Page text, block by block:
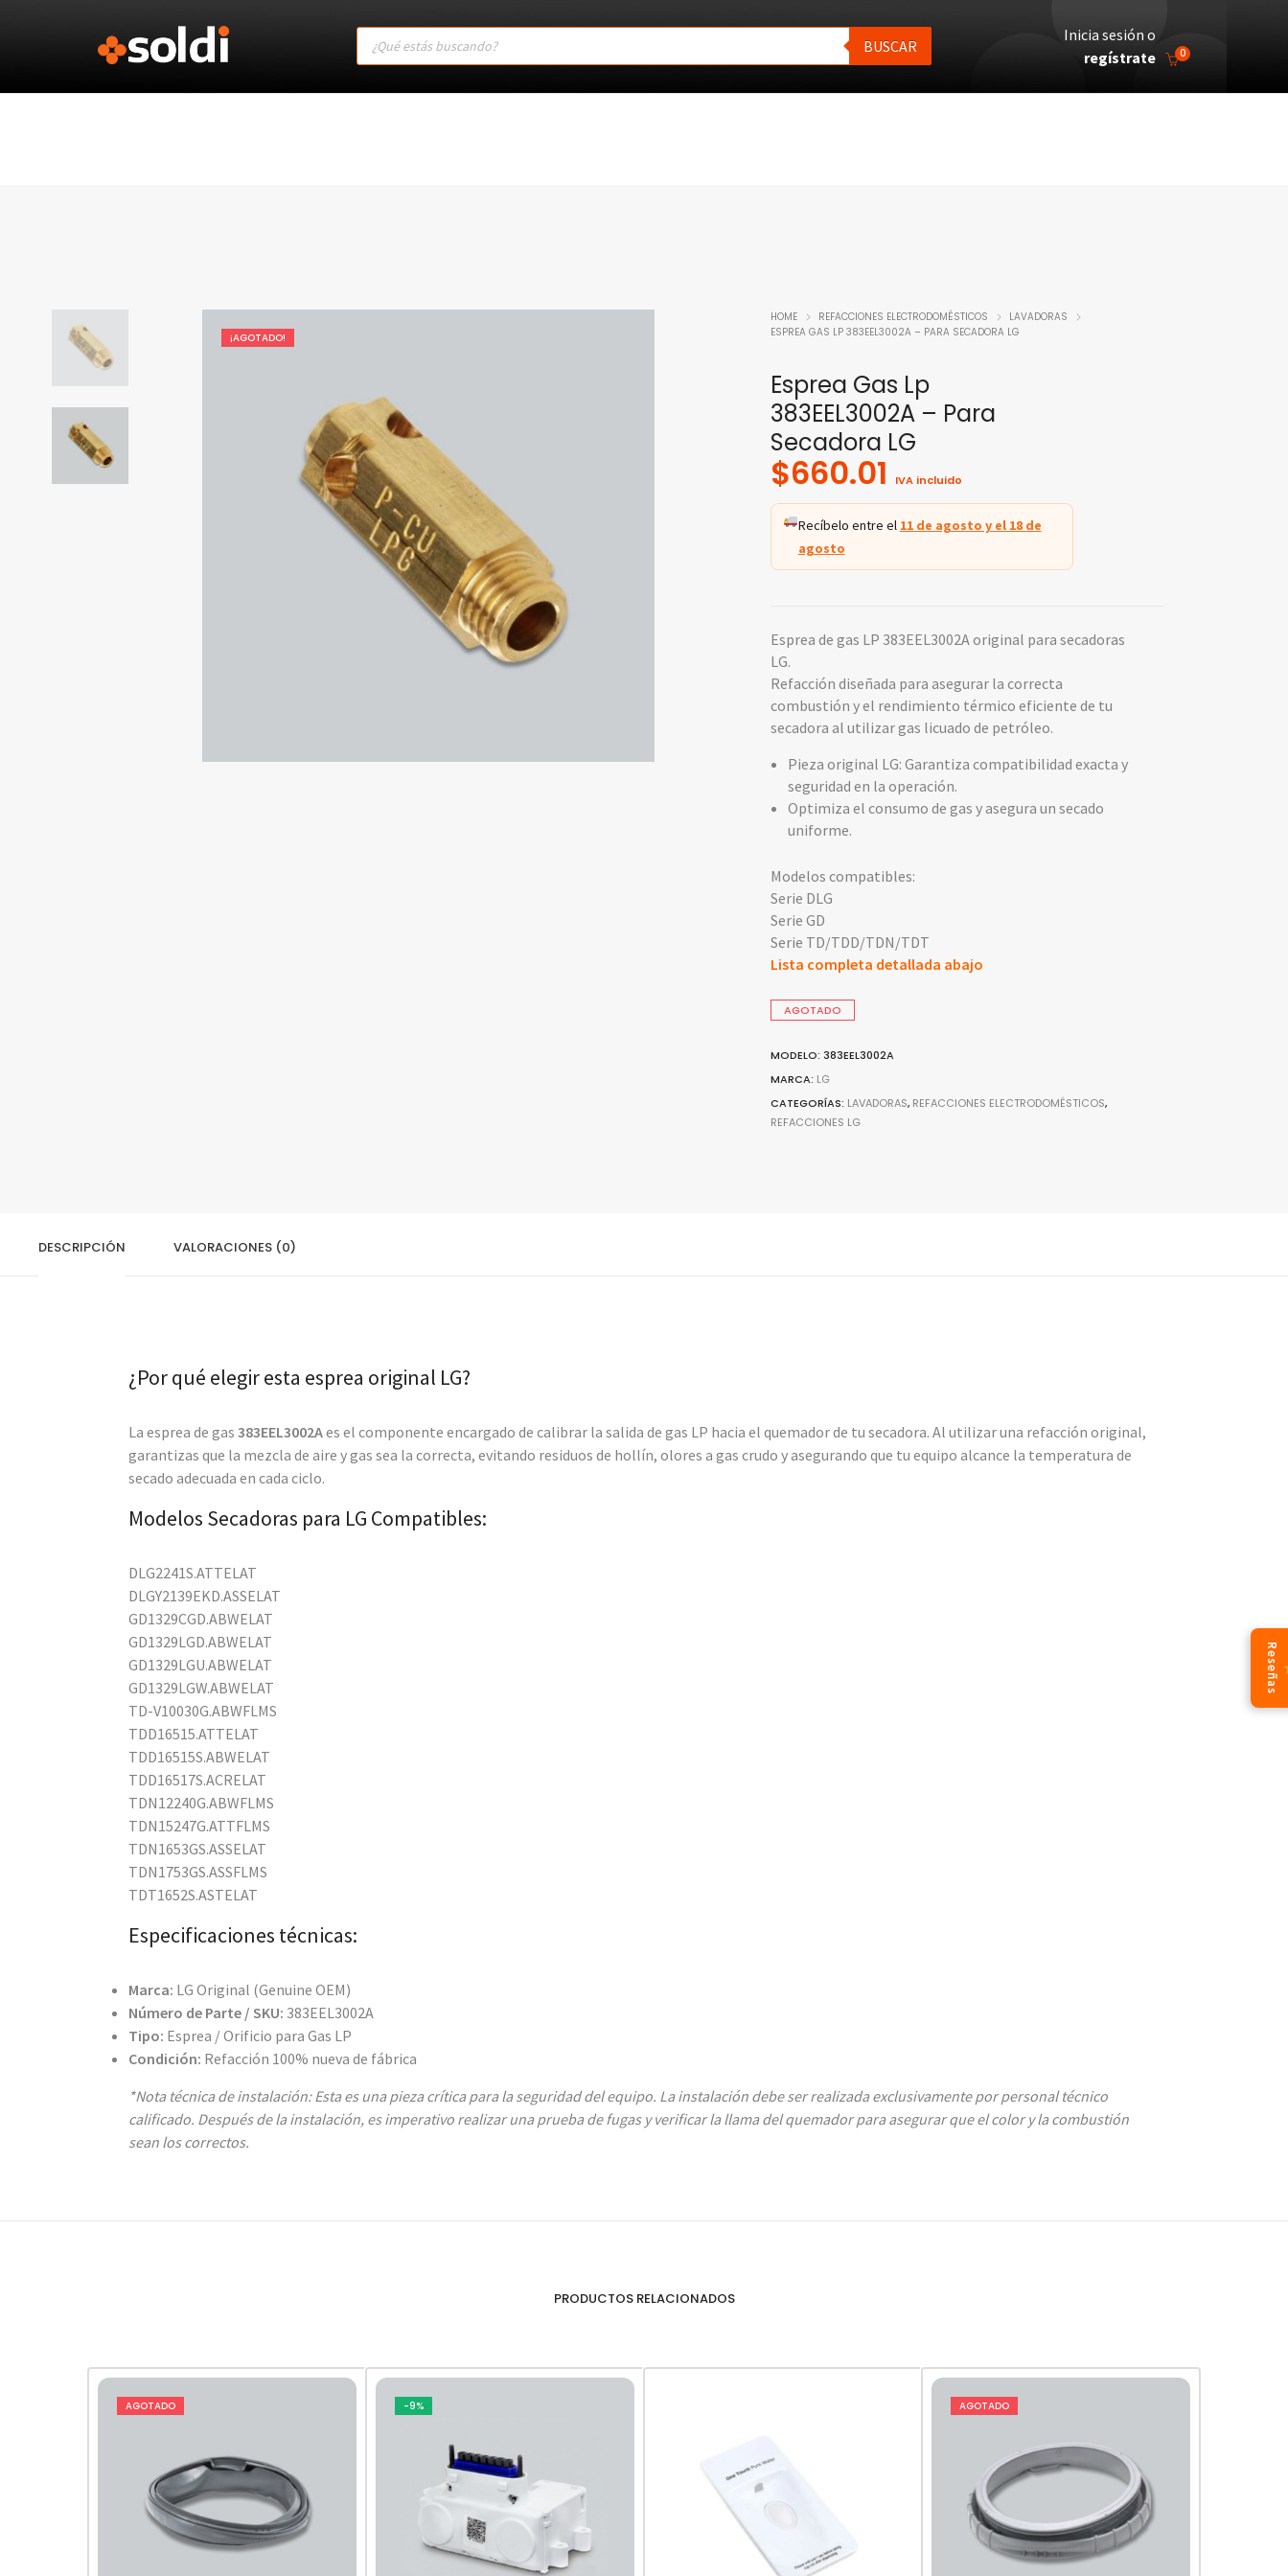
Products
search
BUSCAR
Inicia sesión o
regístrate
0
¡AGOTADO!
HOME REFACCIONES ELECTRODOMÉSTICOS
LAVADORAS
ESPREA GAS LP 383EEL3002A – PARA SECADORA LG
Esprea Gas Lp
383EEL3002A – Para
Secadora LG
$660.01 IVA incluido
Recíbelo entre el 11 de agosto y el 18 de
agosto
Esprea de gas LP 383EEL3002A original para secadoras
LG.
Refacción diseñada para asegurar la correcta
combustión y el rendimiento térmico eficiente de tu
secadora al utilizar gas licuado de petróleo.
Pieza original LG: Garantiza compatibilidad exacta y
seguridad en la operación.
Optimiza el consumo de gas y asegura un secado
uniforme.
Modelos compatibles:
Serie DLG
Serie GD
Serie TD/TDD/TDN/TDT
Lista completa detallada abajo
AGOTADO
MODELO: 383EEL3002A
MARCA: LG
CATEGORÍAS: LAVADORAS, REFACCIONES ELECTRODOMÉSTICOS,
REFACCIONES LG
DESCRIPCIÓN VALORACIONES (0)
¿Por qué elegir esta esprea original LG?
La esprea de gas383EEL3002Aes el componente encargado de calibrar la salida de gas LP hacia el quemador de tu secadora. Al utilizar una refacción original,
garantizas que la mezcla de aire y gas sea la correcta, evitando residuos de hollín, olores a gas crudo y asegurando que tu equipo alcance la temperatura de
secado adecuada en cada ciclo.
Modelos Secadoras para LG Compatibles:
DLG2241S.ATTELAT
DLGY2139EKD.ASSELAT
GD1329CGD.ABWELAT
GD1329LGD.ABWELAT
GD1329LGU.ABWELAT
GD1329LGW.ABWELAT
TD-V10030G.ABWFLMS
TDD16515.ATTELAT
TDD16515S.ABWELAT
TDD16517S.ACRELAT
TDN12240G.ABWFLMS
TDN15247G.ATTFLMS
TDN1653GS.ASSELAT
TDN1753GS.ASSFLMS
TDT1652S.ASTELAT
Especificaciones técnicas:
Marca: LG Original (Genuine OEM)
Número de Parte / SKU: 383EEL3002A
Tipo: Esprea / Orificio para Gas LP
Condición: Refacción 100% nueva de fábrica
*Nota técnica de instalación: Esta es una pieza crítica para la seguridad del equipo. La instalación debe ser realizada exclusivamente por personal técnico
calificado. Después de la instalación, es imperativo realizar una prueba de fugas y verificar la llama del quemador para asegurar que el color y la combustión
sean los correctos.
PRODUCTOS RELACIONADOS
AGOTADO -9% AGOTADO
Reseñas